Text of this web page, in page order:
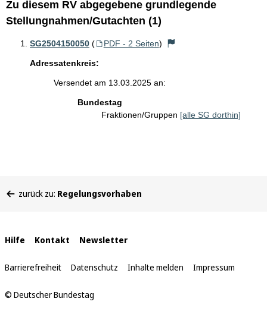
Zu diesem RV abgegebene grundlegende
Stellungnahmen/Gutachten (1)
SG2504150050 ( PDF - 2 Seiten)
Adressatenkreis:
Versendet am 13.03.2025 an:
Bundestag
Fraktionen/Gruppen [alle SG dorthin]
befinden
zurück zu: Regelungsvorhaben
Interne
Links
Hilfe Kontakt Newsletter
Barrierefreiheit Datenschutz Inhalte melden Impressum
© Deutscher Bundestag